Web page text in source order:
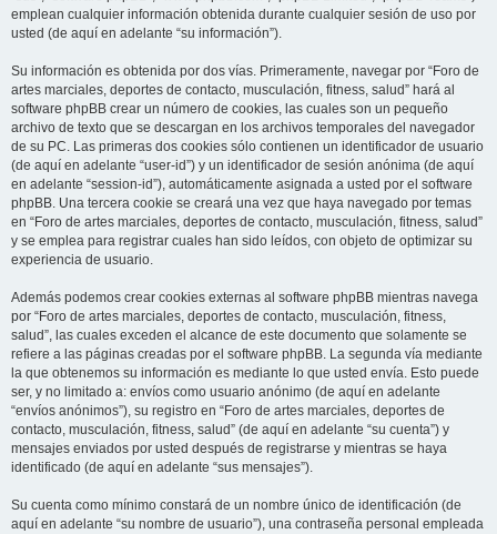
emplean cualquier información obtenida durante cualquier sesión de uso por
usted (de aquí en adelante “su información”).
Su información es obtenida por dos vías. Primeramente, navegar por “Foro de
artes marciales, deportes de contacto, musculación, fitness, salud” hará al
software phpBB crear un número de cookies, las cuales son un pequeño
archivo de texto que se descargan en los archivos temporales del navegador
de su PC. Las primeras dos cookies sólo contienen un identificador de usuario
(de aquí en adelante “user-id”) y un identificador de sesión anónima (de aquí
en adelante “session-id”), automáticamente asignada a usted por el software
phpBB. Una tercera cookie se creará una vez que haya navegado por temas
en “Foro de artes marciales, deportes de contacto, musculación, fitness, salud”
y se emplea para registrar cuales han sido leídos, con objeto de optimizar su
experiencia de usuario.
Además podemos crear cookies externas al software phpBB mientras navega
por “Foro de artes marciales, deportes de contacto, musculación, fitness,
salud”, las cuales exceden el alcance de este documento que solamente se
refiere a las páginas creadas por el software phpBB. La segunda vía mediante
la que obtenemos su información es mediante lo que usted envía. Esto puede
ser, y no limitado a: envíos como usuario anónimo (de aquí en adelante
“envíos anónimos”), su registro en “Foro de artes marciales, deportes de
contacto, musculación, fitness, salud” (de aquí en adelante “su cuenta”) y
mensajes enviados por usted después de registrarse y mientras se haya
identificado (de aquí en adelante “sus mensajes”).
Su cuenta como mínimo constará de un nombre único de identificación (de
aquí en adelante “su nombre de usuario”), una contraseña personal empleada